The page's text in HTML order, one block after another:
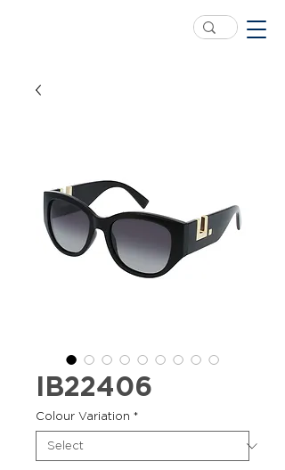
IB22406
Colour Variation *